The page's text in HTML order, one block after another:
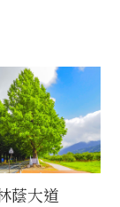
蔭大道